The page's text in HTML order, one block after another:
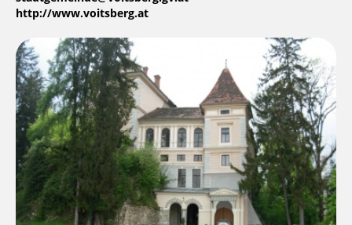
http://www.voitsberg.at